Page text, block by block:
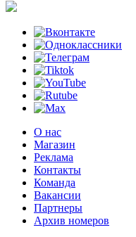
О нас
Магазин
Реклама
Контакты
Команда
Вакансии
Партнеры
Архив номеров